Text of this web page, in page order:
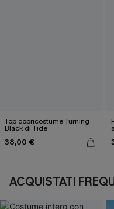
Top copricostume Turning
Black di Tide
38,00 €
ACQUISTATI